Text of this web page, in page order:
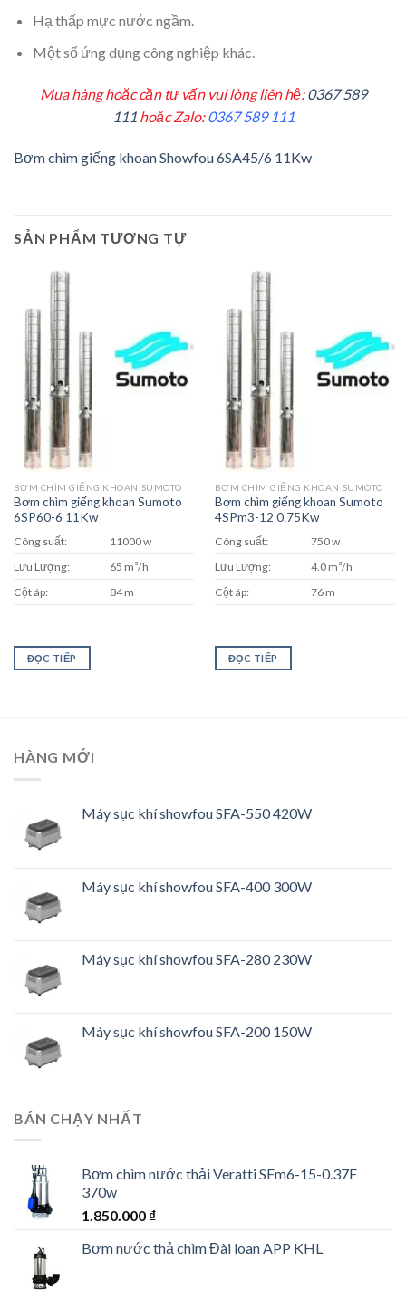
Hạ thấp mực nước ngầm.
Một số ứng dụng công nghiệp khác.
Mua hàng hoặc cần tư vấn vui lòng liên hệ:0367 589
111 hoặc Zalo:0367 589 111
Bơm chìm giếng khoan Showfou 6SA45/6 11Kw
SẢN PHẨM TƯƠNG TỰ
BƠM CHÌM GIẾNG KHOAN SUMOTO
Bơm chìm giếng khoan Sumoto
6SP60-6 11Kw
Công suất:
11000 w
Lưu Lượng:
65 m³/h
Cột áp:
84 m
ĐỌC TIẾP
BƠM CHÌM GIẾNG KHOAN SUMOTO
Bơm chìm giếng khoan Sumoto
4SPm3-12 0.75Kw
Công suất:
750 w
Lưu Lượng:
4.0 m³/h
Cột áp:
76 m
ĐỌC TIẾP
HÀNG MỚI
Máy sục khí showfou SFA-550 420W
Máy sục khí showfou SFA-400 300W
Máy sục khí showfou SFA-280 230W
Máy sục khí showfou SFA-200 150W
BÁN CHẠY NHẤT
Bơm chìm nước thải Veratti SFm6-15-0.37F
370w
1.850.000 ₫
Bơm nước thả chìm Đài loan APP KHL